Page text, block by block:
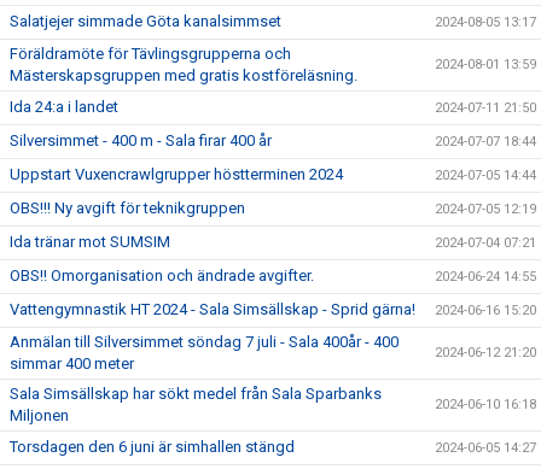
Salatjejer simmade Göta kanalsimmset 2024-08-05 13:17
Föräldramöte för Tävlingsgrupperna och
Mästerskapsgruppen med gratis kostföreläsning.
2024-08-01 13:59
Ida 24:a i landet 2024-07-11 21:50
Silversimmet - 400 m - Sala firar 400 år 2024-07-07 18:44
Uppstart Vuxencrawlgrupper höstterminen 2024 2024-07-05 14:44
OBS!!! Ny avgift för teknikgruppen 2024-07-05 12:19
Ida tränar mot SUMSIM 2024-07-04 07:21
OBS!! Omorganisation och ändrade avgifter. 2024-06-24 14:55
Vattengymnastik HT 2024 - Sala Simsällskap - Sprid gärna! 2024-06-16 15:20
Anmälan till Silversimmet söndag 7 juli - Sala 400år - 400
simmar 400 meter
2024-06-12 21:20
Sala Simsällskap har sökt medel från Sala Sparbanks
Miljonen
2024-06-10 16:18
Torsdagen den 6 juni är simhallen stängd 2024-06-05 14:27